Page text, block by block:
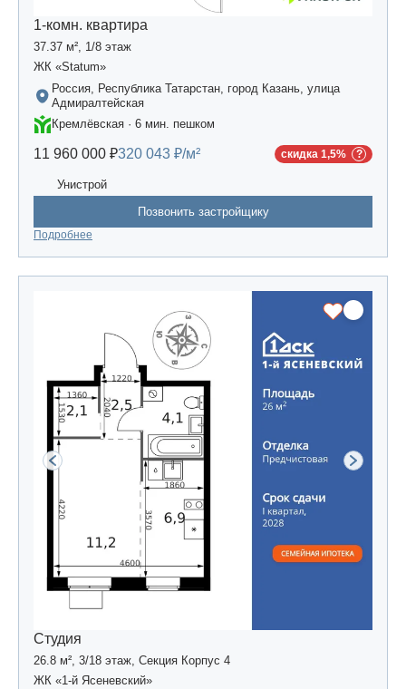
1-комн. квартира
37.37 м², 1/8 этаж
ЖК «Statum»
Россия, Республика Татарстан, город Казань, улица
Адмиралтейская
Кремлёвская · 6 мин. пешком
11 960 000 ₽320 043 ₽/м² скидка 1,5%
Унистрой
Позвонить застройщику
Подробнее
Студия
26.8 м², 3/18 этаж, Секция Корпус 4
ЖК «1-й Ясеневский»